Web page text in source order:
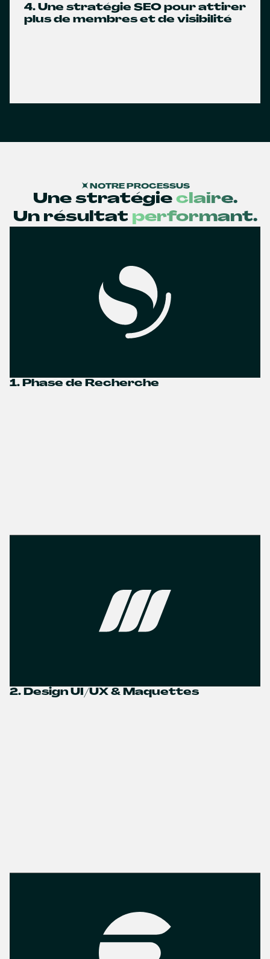
4. Une stratégie SEO pour attirer
plus de membres et de visibilité
NOTRE PROCESSUS
Une stratégie claire.
Un résultat performant.
1. Phase de Recherche
2. Design UI/UX & Maquettes